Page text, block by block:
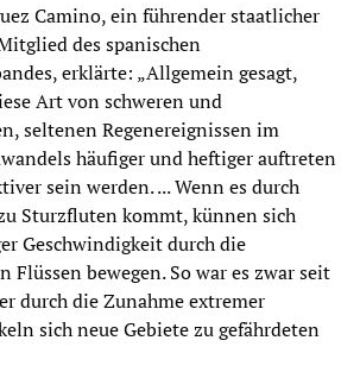
Camino, ein führender staatlicher
des spanischen
erklärte: „Allgemein gesagt,
Art von schweren und
seltenen Regenereignissen im
häufiger und heftiger auftreten
sein werden. ... Wenn es durch
Sturzfluten kommt, künnen sich
Geschwindigkeit durch die
Flüssen bewegen. So war es zwar seit
durch die Zunahme extremer
sich neue Gebiete zu gefährdeten